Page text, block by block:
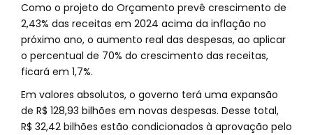
Como o projeto do Orçamento prevê crescimento de
2,43% das receitas em 2024 acima da inflação no
próximo ano, o aumento real das despesas, ao aplicar
o percentual de 70% do crescimento das receitas,
ficará em 1,7%.
Em valores absolutos, o governo terá uma expansão
de R$ 128,93 bilhões em novas despesas. Desse total,
R$ 32,42 bilhões estão condicionados à aprovação pelo